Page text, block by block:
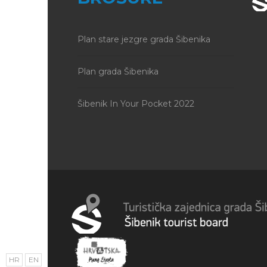
HR EN
Plan stare jezgre grada Šibenika
Plan grada Šibenika
Šibenik In Your Pocket 2022